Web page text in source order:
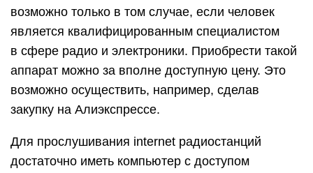
возможно только в том случае, если человек
является квалифицированным специалистом
в сфере радио и электроники. Приобрести такой
аппарат можно за вполне доступную цену. Это
возможно осуществить, например, сделав
закупку на Алиэкспрессе.
Для прослушивания internet радиостанций
достаточно иметь компьютер с доступом